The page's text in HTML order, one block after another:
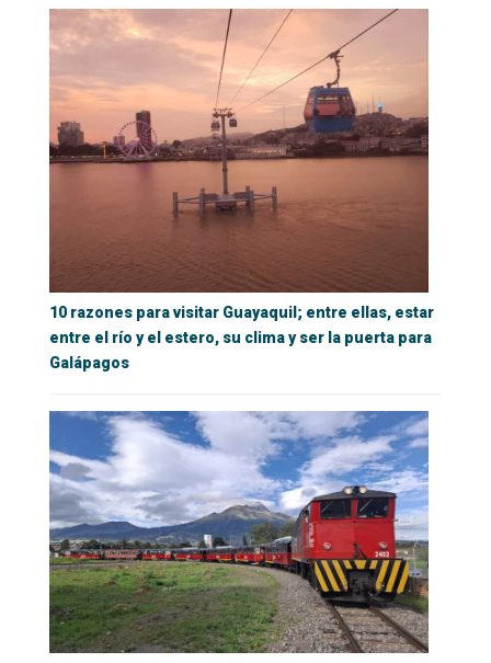
10 razones para visitar Guayaquil; entre ellas, estar
entre el río y el estero, su clima y ser la puerta para
Galápagos